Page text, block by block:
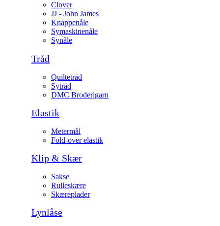
Clover
JJ - John James
Knappenåle
Symaskinenåle
Synåle
Tråd
Quiltetråd
Sytråd
DMC Broderigarn
Elastik
Metermål
Fold-over elastik
Klip & Skær
Sakse
Rulleskære
Skæreplader
Lynlåse